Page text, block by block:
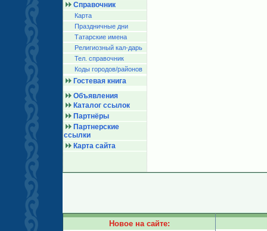
Справочник
Карта
Праздничные дни
Татарские имена
Религиозный кал-дарь
Тел. справочник
Коды городов/райoнов
Гостевая книга
Объявления
Каталог ссылок
Партнёры
Партнерские
ссылки
Карта сайта
Новое на сайте: